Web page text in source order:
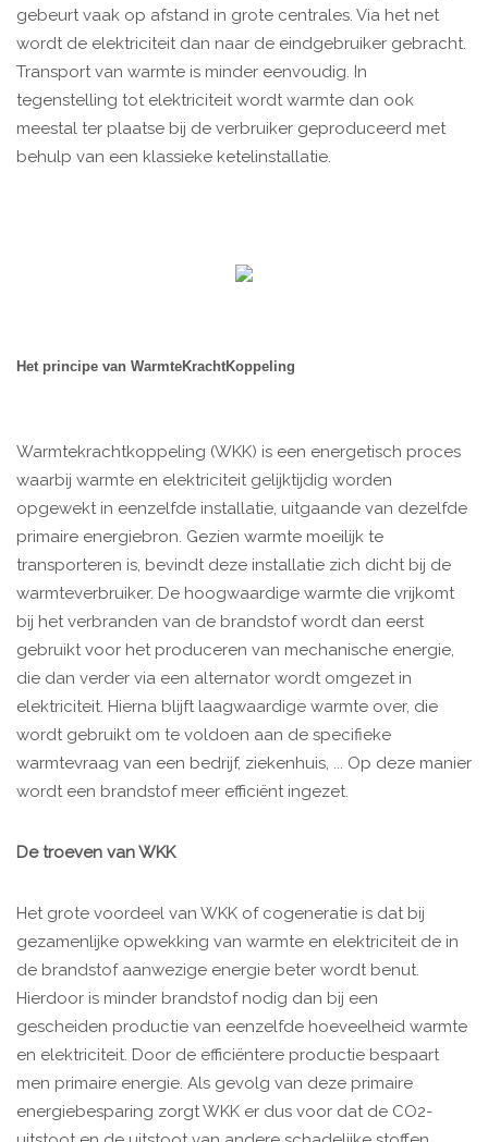
gebeurt vaak op afstand in grote centrales. Via het net
wordt de elektriciteit dan naar de eindgebruiker gebracht.
Transport van warmte is minder eenvoudig. In
tegenstelling tot elektriciteit wordt warmte dan ook
meestal ter plaatse bij de verbruiker geproduceerd met
behulp van een klassieke ketelinstallatie.
Het principe van WarmteKrachtKoppeling
Warmtekrachtkoppeling (WKK) is een energetisch proces
waarbij warmte en elektriciteit gelijktijdig worden
opgewekt in eenzelfde installatie, uitgaande van dezelfde
primaire energiebron. Gezien warmte moeilijk te
transporteren is, bevindt deze installatie zich dicht bij de
warmteverbruiker. De hoogwaardige warmte die vrijkomt
bij het verbranden van de brandstof wordt dan eerst
gebruikt voor het produceren van mechanische energie,
die dan verder via een alternator wordt omgezet in
elektriciteit. Hierna blijft laagwaardige warmte over, die
wordt gebruikt om te voldoen aan de specifieke
warmtevraag van een bedrijf, ziekenhuis, ... Op deze manier
wordt een brandstof meer efficiënt ingezet.
De troeven van WKK
Het grote voordeel van WKK of cogeneratie is dat bij
gezamenlijke opwekking van warmte en elektriciteit de in
de brandstof aanwezige energie beter wordt benut.
Hierdoor is minder brandstof nodig dan bij een
gescheiden productie van eenzelfde hoeveelheid warmte
en elektriciteit. Door de efficiëntere productie bespaart
men primaire energie. Als gevolg van deze primaire
energiebesparing zorgt WKK er dus voor dat de CO2-